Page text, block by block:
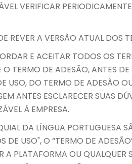
VERIFICAR
REVER A VERSÃO ATUAL
E ACEITAR TODOS OS
TERMO DE ADESÃO, ANTES
USO, DO TERMO DE ADESÃO
ANTES ESCLARECER SUAS
À EMPRESA.
DA LÍNGUA PORTUGUESA
DE USO", O “TERMO DE
A PLATAFORMA OU